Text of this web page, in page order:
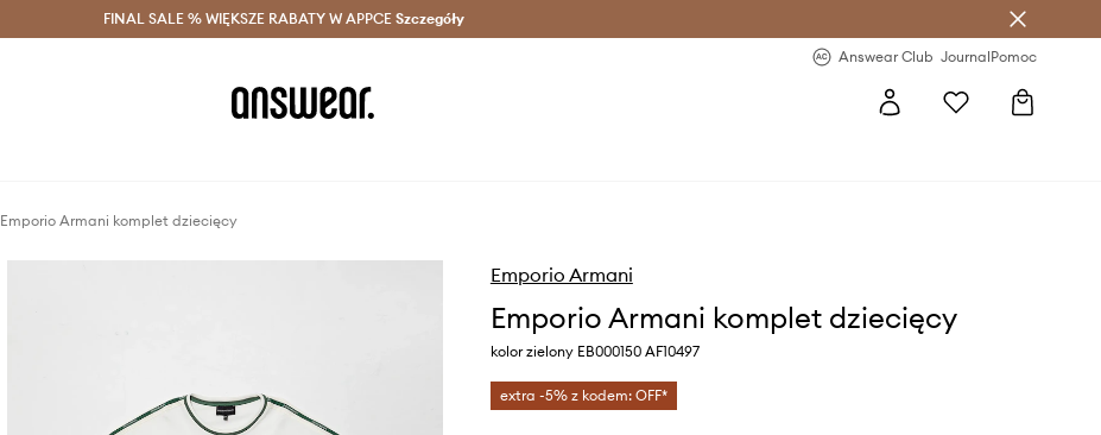
Oszczędzaj z Answear Club > Dostawa nawet w 24h >
FINAL SALE % WIĘKSZE RABATY W APPCE Szczegóły
Answear Club JournalPomoc
Emporio Armani komplet dziecięcy
Emporio Armani
Emporio Armani komplet dziecięcy
kolor zielony EB000150 AF10497
extra -5% z kodem: OFF*